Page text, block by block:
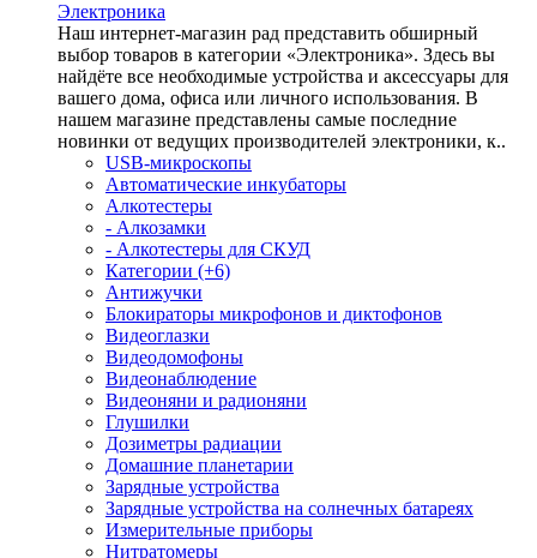
Электроника
Наш интернет-магазин рад представить обширный
выбор товаров в категории «Электроника». Здесь вы
найдёте все необходимые устройства и аксессуары для
вашего дома, офиса или личного использования. В
нашем магазине представлены самые последние
новинки от ведущих производителей электроники, к..
USB-микроскопы
Автоматические инкубаторы
Алкотестеры
- Алкозамки
- Алкотестеры для СКУД
Категории (+6)
Антижучки
Блокираторы микрофонов и диктофонов
Видеоглазки
Видеодомофоны
Видеонаблюдение
Видеоняни и радионяни
Глушилки
Дозиметры радиации
Домашние планетарии
Зарядные устройства
Зарядные устройства на солнечных батареях
Измерительные приборы
Нитратомеры